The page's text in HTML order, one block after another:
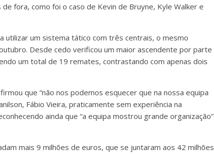
fora, como foi o caso de Kevin de Bruyne, Kyle Walker e
utilizar um sistema tático com três centrais, o mesmo
Desde cedo verificou um maior ascendente por parte
um total de 19 remates, contrastando com apenas dois
que “não nos podemos esquecer que na nossa equipa
Fábio Vieira, praticamente sem experiência na
ainda que “a equipa mostrou grande organização”
mais 9 milhões de euros, que se juntaram aos 42 milhões